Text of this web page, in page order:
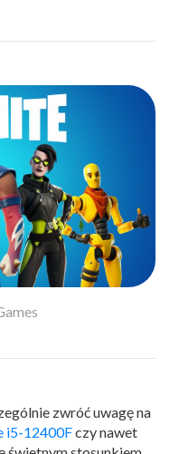
zwróć uwagę na
i5-12400Fczy nawet